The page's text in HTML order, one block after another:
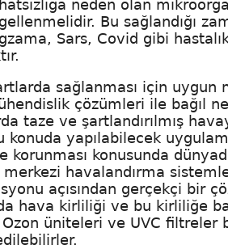
neden olan
Bu sağlandığı
Sars, Covid gibi
sağlanması için uygun
çözümleri ile bağıl
taze ve şartlandırılmış
yapılabilecek
konusunda
havalandırma
açısından gerçekçi bir
hava kirliliği ve bu kirliliğe
üniteleri ve UVC filtreler